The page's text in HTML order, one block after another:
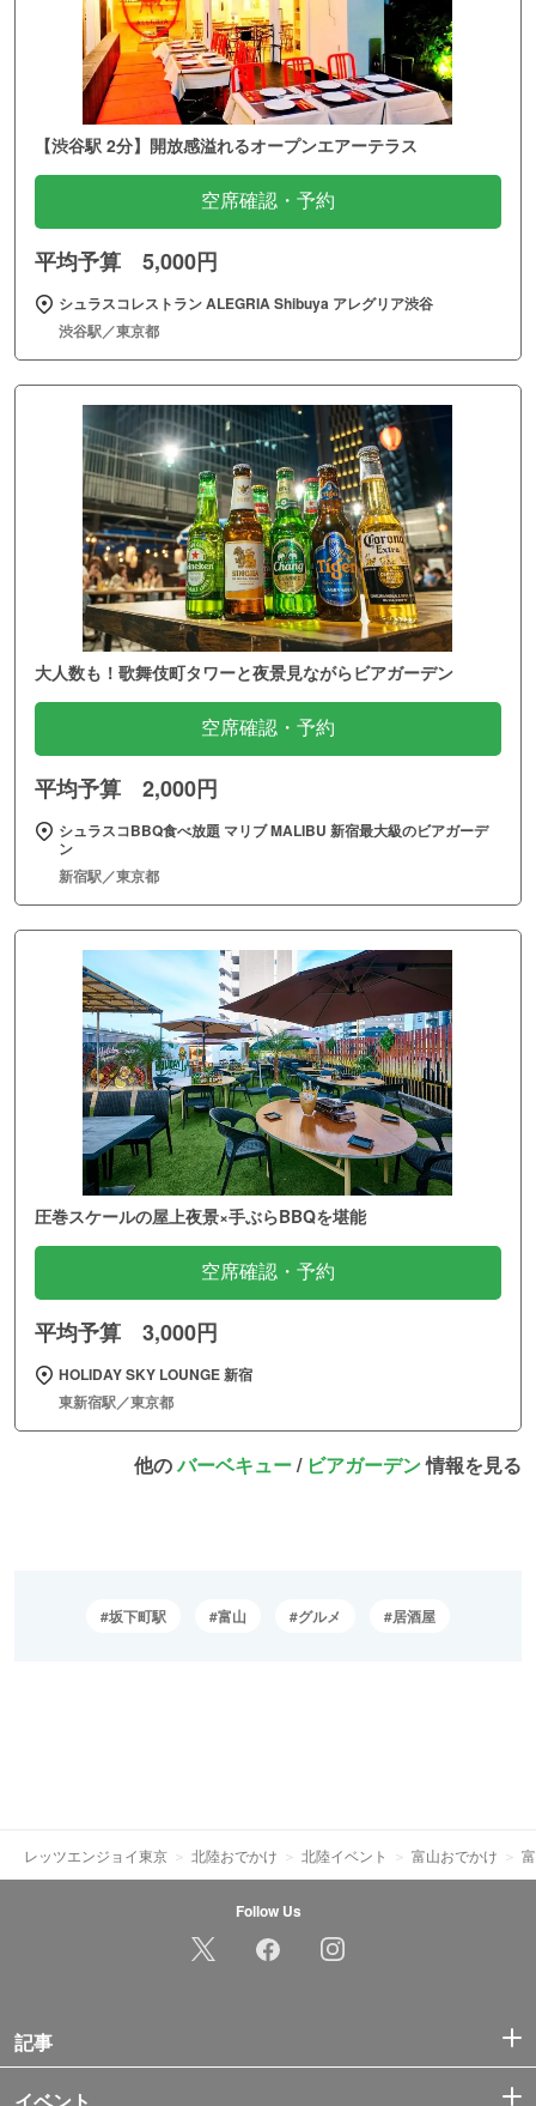
【渋谷駅 2分】開放感溢れるオープンエアーテラス
空席確認・予約
平均予算 5,000円
シュラスコレストラン ALEGRIA Shibuya アレグリア渋谷
渋谷駅／東京都
大人数も！歌舞伎町タワーと夜景見ながらビアガーデン
空席確認・予約
平均予算 2,000円
シュラスコBBQ食べ放題 マリブ MALIBU 新宿最大級のビアガーデ
ン
新宿駅／東京都
圧巻スケールの屋上夜景×手ぶらBBQを堪能
空席確認・予約
平均予算 3,000円
HOLIDAY SKY LOUNGE 新宿
東新宿駅／東京都
他のバーベキュー/ ビアガーデン情報を見る
坂下町駅 富山 グルメ 居酒屋
レッツエンジョイ東京 北陸おでかけ 北陸イベント 富山おでかけ
Follow Us
記事